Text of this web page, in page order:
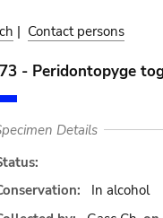
| Contact persons
- Peridontopyge
Details
In alcohol